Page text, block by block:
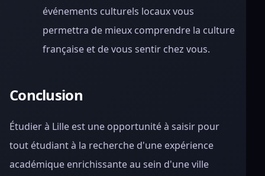
événements culturels locaux vous
permettra de mieux comprendre la culture
française et de vous sentir chez vous.
Conclusion
Étudier à Lille est une opportunité à saisir pour
tout étudiant à la recherche d'une expérience
académique enrichissante au sein d'une ville